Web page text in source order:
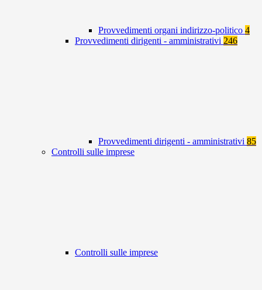
Provvedimenti organi indirizzo-politico 4
Provvedimenti dirigenti - amministrativi 246
Provvedimenti dirigenti - amministrativi 85
Controlli sulle imprese
Controlli sulle imprese